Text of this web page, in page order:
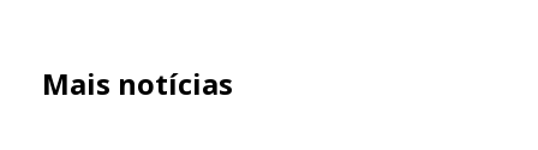
Mais notícias